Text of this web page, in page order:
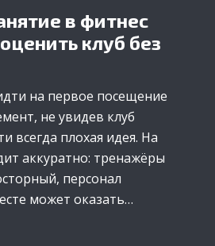
в фитнес
клуб без
на первое посещение
не увидев клуб
всегда плохая идея. На
аккуратно: тренажёры
персонал
может оказать…